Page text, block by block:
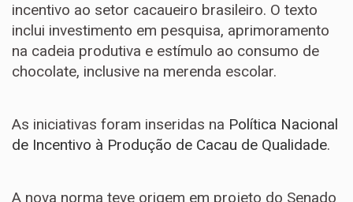
incentivo ao setor cacaueiro brasileiro. O texto
inclui investimento em pesquisa, aprimoramento
na cadeia produtiva e estímulo ao consumo de
chocolate, inclusive na merenda escolar.
As iniciativas foram inseridas na Política Nacional
de Incentivo à Produção de Cacau de Qualidade.
A nova norma teve origem em projeto do Senado